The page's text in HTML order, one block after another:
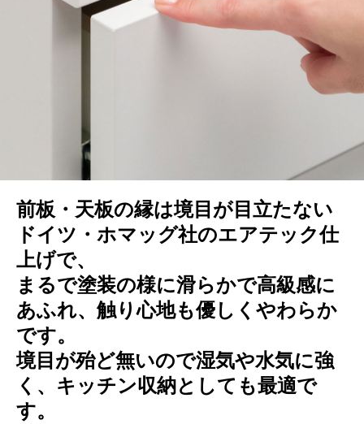
前板・天板の縁は境目が目立たない
ドイツ・ホマッグ社のエアテック仕
上げで、
まるで塗装の様に滑らかで高級感に
あふれ、触り心地も優しくやわらか
です。
境目が殆ど無いので湿気や水気に強
く、キッチン収納としても最適で
す。